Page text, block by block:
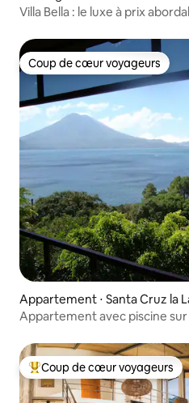
Villa Bella : le luxe à prix
Coup de cœur voyageurs
Coup de cœur voyageurs
Appartement ⋅ Santa Cruz la
Appartement avec piscine
Coups de cœur voyageurs les
Coup de cœur voyageurs